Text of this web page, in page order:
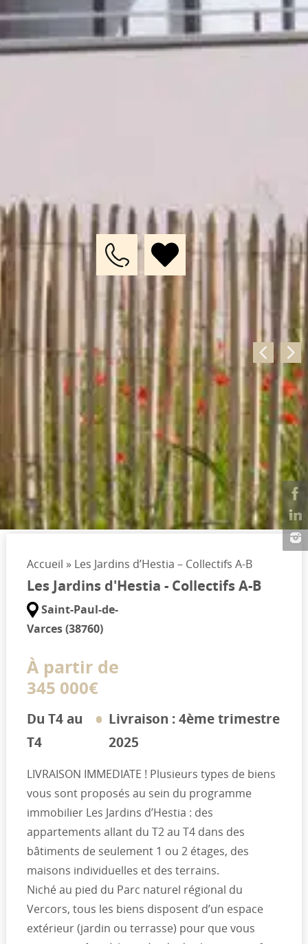
Accueil » Les Jardins d’Hestia – Collectifs A-B
Les Jardins d'Hestia - Collectifs A-B
Saint-Paul-de-
Varces (38760)
À partir de
345 000€
Du T4 au
T4
Livraison : 4ème trimestre
2025
LIVRAISON IMMEDIATE ! Plusieurs types de biens
vous sont proposés au sein du programme
immobilier Les Jardins d’Hestia : des
appartements allant du T2 au T4 dans des
bâtiments de seulement 1 ou 2 étages, des
maisons individuelles et des terrains.
Niché au pied du Parc naturel régional du
Vercors, tous les biens disposent d’un espace
extérieur (jardin ou terrasse) pour que vous